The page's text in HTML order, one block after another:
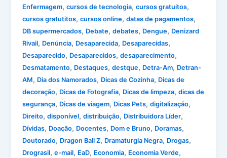
Enfermagem,cursos de tecnologia,cursos gratuitos,
cursos gratutitos,cursos online,datas de pagamentos,
DB supermercados, Debate,debates, Dengue, Denizard
Rivail, Denúncia, Desaparecida, Desaparecidas,
Desaparecido, Desaparecidos,desaparecimento,
Desmatamento, Destaques,destque, Detra-Am, Detran-
AM, Dia dos Namorados, Dicas de Cozinha, Dicas de
decoração, Dicas de Fotografia, Dicas de limpeza,dicas de
segurança, Dicas de viagem, Dicas Pets,digitalização,
Direito,disponível,distribuição, Distribuidora Líder,
Dívidas, Doação, Docentes, Dom e Bruno, Doramas,
Doutorado, Dragon Ball Z, Dramaturgia Negra, Drogas,
Drograsil,e-mail, EaD, Economia, Economia Verde,